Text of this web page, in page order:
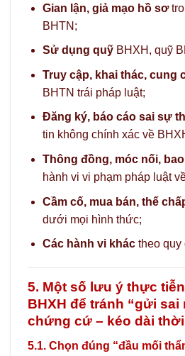
Gian lận, giả mạo hồ sơ
BHTN;
Sử dụng quỹBHXH, quỹ
Truy cập, khai thác, cung
BHTN trái pháp luật;
Đăng ký, báo cáo sai sự
tin không chính xác về
Thông đồng, móc nối,
hành vi vi phạm pháp luật
Cầm cố, mua bán, thế
dưới mọi hình thức;
Các hành vi kháctheo quy
5. Một số lưu ý thực
BHXH để tránh “gửi sai
chứng cứ – kéo dài
5.1. Chọn đúng “đầu mối